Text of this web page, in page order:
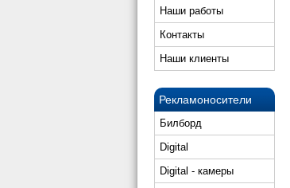
Наши работы
Контакты
Наши клиенты
Рекламоносители
Билборд
Digital
Digital - камеры